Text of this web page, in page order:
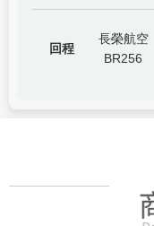
回程
長榮航空
BR256